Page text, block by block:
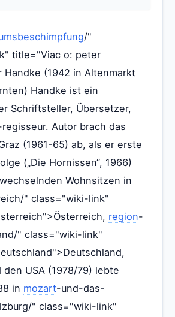
/"
title="Viac o: peter
Handke (1942 in Altenmarkt
Handke ist ein
Schriftsteller, Übersetzer,
Autor brach das
(1961-65) ab, als er erste
(„Die Hornissen“, 1966)
Wohnsitzen in
" class="wiki-link"
region-
" class="wiki-link"
den USA (1978/79) lebte
in mozart-und-das-
" class="wiki-link"